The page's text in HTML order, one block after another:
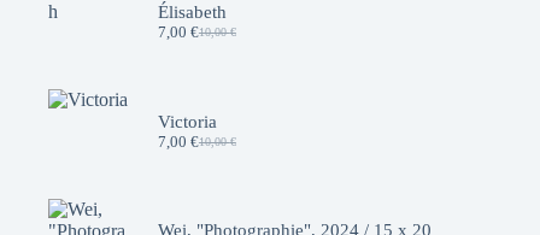
Élisabeth
10,00€
Le
10,00 €.
7,00 €Le
7,00 €.
Victoria
10,00€
Le
10,00 €.
7,00 €Le
7,00 €.
Wei, "Photographie", 2024 / 15 x 20